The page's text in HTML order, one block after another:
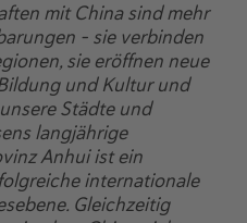
mit China sind mehr
– sie verbinden
sie eröffnen neue
und Kultur und
Städte und
langjährige
Anhui ist ein
internationale
Gleichzeitig